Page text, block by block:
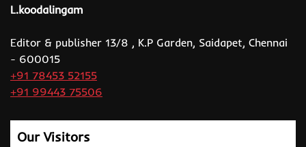
L.koodalingam
Editor & publisher 13/8 , K.P Garden, Saidapet, Chennai
- 600015
+91 78453 52155
+91 99443 75506
Our Visitors